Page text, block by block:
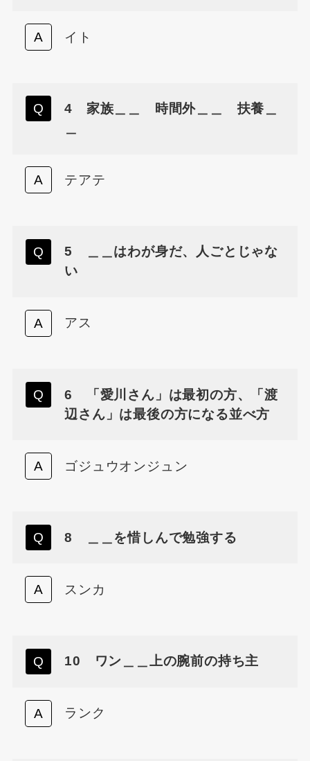
イト
4 家族＿＿ 時間外＿＿ 扶養＿
テアテ
5 ＿＿はわが身だ、人ごとじゃな
い
アス
6 「愛川さん」は最初の方、「渡
辺さん」は最後の方になる並べ方
ゴジュウオンジュン
8 ＿＿を惜しんで勉強する
スンカ
10 ワン＿＿上の腕前の持ち主
ランク